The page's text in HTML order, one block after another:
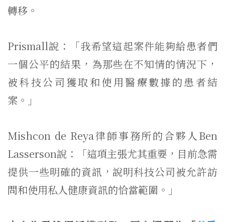
轉移。
Prismall說：「我希望這起案件能夠給患者們
一個公平的結果，為那些在不知情的情況下，
被科技公司獲取和使用醫療數據的患者結
案。」
Mishcon de Reya律師事務所的合夥人Ben
Lasserson說：「這項主張尤其重要，目前急需
提供一些明確的資訊，說明科技公司被允許訪
問和使用私人健康資訊的恰當範圍。」